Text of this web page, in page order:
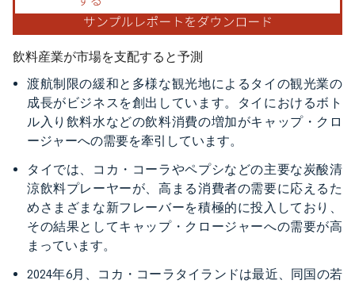
飲料産業が市場を支配すると予測
渡航制限の緩和と多様な観光地によるタイの観光業の
成長がビジネスを創出しています。タイにおけるボト
ル入り飲料水などの飲料消費の増加がキャップ・クロ
ージャーへの需要を牽引しています。
タイでは、コカ・コーラやペプシなどの主要な炭酸清
涼飲料プレーヤーが、高まる消費者の需要に応えるた
めさまざまな新フレーバーを積極的に投入しており、
その結果としてキャップ・クロージャーへの需要が高
まっています。
2024年6月、コカ・コーラタイランドは最近、同国の若